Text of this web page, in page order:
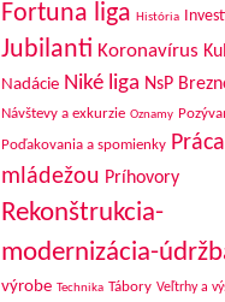
Fortuna liga História
Jubilanti Koronavírus
Nadácie Niké liga NsP
Návštevy a exkurzie Oznamy
Poďakovania a spomienky
mládežou Príhovory
Rekonštrukcia-
modernizácia-
výrobe Technika Tábory Veľtrhy a